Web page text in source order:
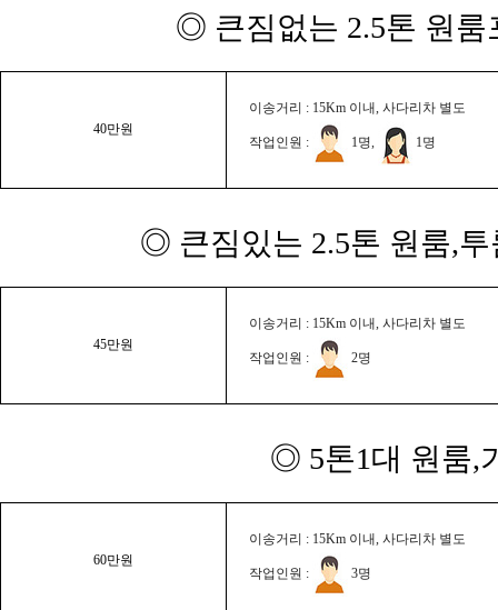
◎ 큰짐없는 2.5톤 원룸
40만원
이송거리 : 15Km 이내, 사다리차 별도
작업인원 : 1명, 1명
◎ 큰짐있는 2.5톤 원룸,
45만원
이송거리 : 15Km 이내, 사다리차 별도
작업인원 : 2명
◎ 5톤1대 원룸,
60만원
이송거리 : 15Km 이내, 사다리차 별도
작업인원 : 3명